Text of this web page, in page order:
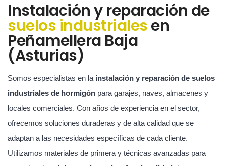
Instalación y reparación de
suelos industrialesen
Peñamellera Baja
(Asturias)
Somos especialistas en la instalación y reparación de suelos
industriales de hormigón para garajes, naves, almacenes y
locales comerciales. Con años de experiencia en el sector,
ofrecemos soluciones duraderas y de alta calidad que se
adaptan a las necesidades específicas de cada cliente.
Utilizamos materiales de primera y técnicas avanzadas para